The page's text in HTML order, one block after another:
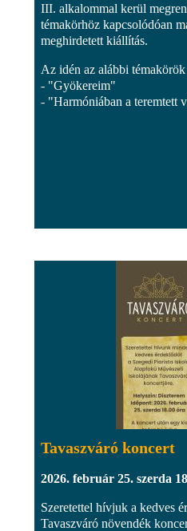
III. alkalommal kerül
témakörhöz kapcsolódóan
meghirdetett kiállítás.
Az idén az alábbi
- "Gyökereim"
- "Harmóniában a teremtett
Tavaszváró koncert
2026. február 25. szerda
Szeretettel hívjuk a kedves
Tavaszváró növendék